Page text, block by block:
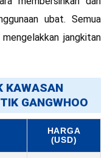
ubat. Semua
jangkitan
KAWASAN
GANGWHOO
HARGA
(USD)